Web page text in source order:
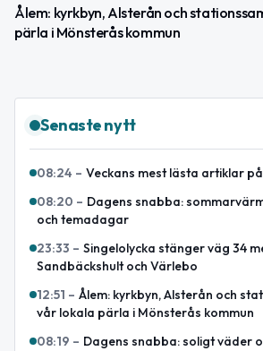
Ålem: kyrkbyn, Alsterån och
pärla i Mönsterås kommun
Senaste nytt
08:24 – Veckans mest lästa artiklar
08:20 – Dagens snabba:
och temadagar
23:33 – Singelolycka stänger väg 34
Sandbäckshult och Värlebo
12:51 – Ålem: kyrkbyn, Alsterån och
vår lokala pärla i Mönsterås kommun
08:19 – Dagens snabba: soligt väder